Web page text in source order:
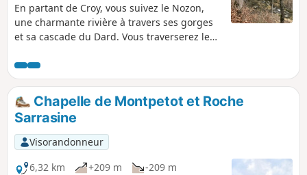
En partant de Croy, vous suivez le Nozon,
une charmante rivière à travers ses gorges
et sa cascade du Dard. Vous traverserez le
vous rendre ensuite à l'ancienne abbatiale
de Romainmôtier qui fut fondée au milieu
du Ve siècle.
Chapelle de Montpetot et Roche
Sarrasine
Visorandonneur
6,32 km
+209 m
-209 m